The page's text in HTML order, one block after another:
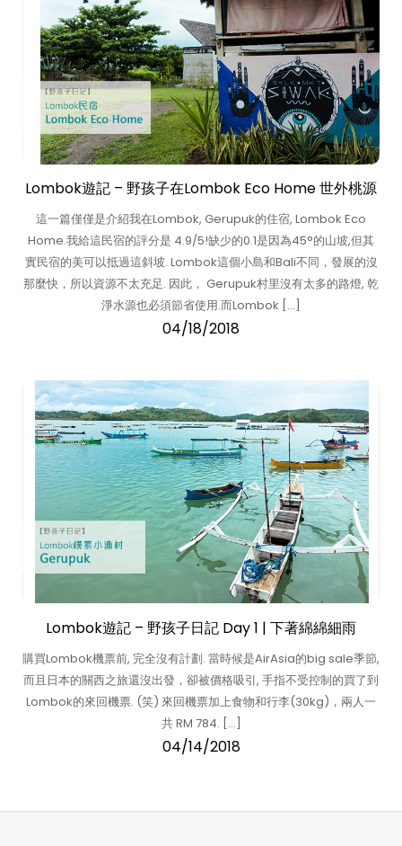
Lombok遊記 – 野孩子在Lombok Eco Home 世外桃源
這一篇僅僅是介紹我在Lombok, Gerupuk的住宿, Lombok Eco
Home.我給這民宿的評分是 4.9/5!缺少的0.1是因為45°的山坡,但其
實民宿的美可以抵過這斜坡. Lombok這個小島和Bali不同，發展的沒
那麼快，所以資源不太充足. 因此， Gerupuk村里沒有太多的路燈, 乾
淨水源也必須節省使用.而Lombok […]
04/18/2018
Lombok遊記 – 野孩子日記 Day 1 | 下著綿綿細雨
購買Lombok機票前, 完全沒有計劃. 當時候是AirAsia的big sale季節,
而且日本的關西之旅還沒出發，卻被價格吸引, 手指不受控制的買了到
Lombok的來回機票. (笑) 來回機票加上食物和行李(30kg)，兩人一
共 RM 784. […]
04/14/2018